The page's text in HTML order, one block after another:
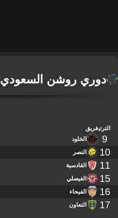
دوري روشن السعودي
الترتيبفريق
9 الخلود
10 النصر
11 القادسية
15 الفيصلي
16 الفيحاء
17 التعاون